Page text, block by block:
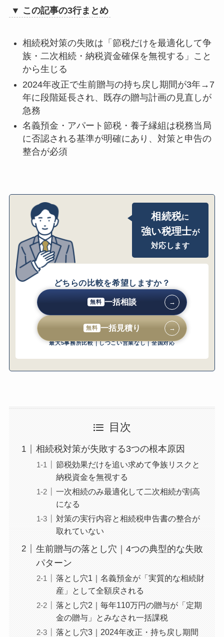
▼ この記事の3行まとめ
相続税対策の失敗は「節税だけを最適化して争
族・二次相続・納税資金確保を無視する」こと
から生じる
2024年改正で生前贈与の持ち戻し期間が3年→7
年に段階延長され、既存の贈与計画の見直しが
急務
名義預金・アパート節税・養子縁組は税務当局
に否認される基準が明確にあり、対策と申告の
整合が必須
相続税に
強い税理士が
対応します
どちらの比較を希望しますか？
無料 一括見積り →
無料 一括相談 →
最大5事務所比較｜しつこい営業なし｜全国対応
目次
相続税対策が失敗する3つの根本原因
節税効果だけを追い求めて争族リスクと
納税資金を無視する
一次相続のみ最適化して二次相続が割高
になる
対策の実行内容と相続税申告書の整合が
取れていない
生前贈与の落とし穴｜4つの典型的な失敗
パターン
落とし穴1｜名義預金が「実質的な相続財
産」として全額戻される
落とし穴2｜毎年110万円の贈与が「定期
金の贈与」とみなされ一括課税
落とし穴3｜2024年改正・持ち戻し期間
落とし穴11｜節税優先の遺言書が遺留分を
侵害して死後に紛争化
昧さで相続手続きが混乱
税理士選びの落とし穴｜相続専門でない税理
士が生む2つのリスク
土地評価を過大計算して数百万円の過払い
が発生
失敗しない相続税対策の設計指針｜実行前チ
ェックリスト
12の落とし穴を避けるために今すぐ税理士に
相談すべき理由
相談すべき理由｜相続税対策特有の複雑さ
相談するメリット｜節税機会の確保とリス
ク回避
費用対効果の試算｜税理士報酬 vs 節税・リ
初回相談で確認すべき質問リスト
よくある質問（FAQ）
Q. 名義預金を解消するにはどうすればよい
うなりますか？
すか？
まとめ｜相続税対策は「節税・分割・納税資
金」の3点同時設計で初めて機能する